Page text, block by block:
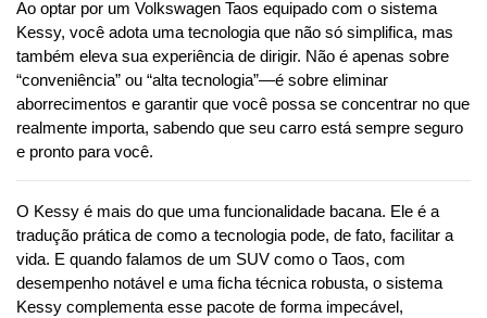
Ao optar por um Volkswagen Taos equipado com o sistema
Kessy, você adota uma tecnologia que não só simplifica, mas
também eleva sua experiência de dirigir. Não é apenas sobre
“conveniência” ou “alta tecnologia”—é sobre eliminar
aborrecimentos e garantir que você possa se concentrar no que
realmente importa, sabendo que seu carro está sempre seguro
e pronto para você.
O Kessy é mais do que uma funcionalidade bacana. Ele é a
tradução prática de como a tecnologia pode, de fato, facilitar a
vida. E quando falamos de um SUV como o Taos, com
desempenho notável e uma ficha técnica robusta, o sistema
Kessy complementa esse pacote de forma impecável,